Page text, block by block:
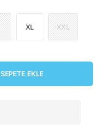
XL XXL
SEPETE EKLE